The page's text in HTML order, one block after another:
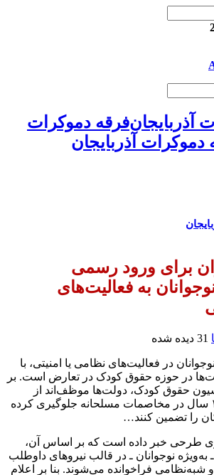
فرقه دموکرات
دموکرات آذربایجان
برای ورود رسمی
به فعالیت‌های
31 دیده شده
در فعالیت‌های نظامی یا امنیتی، با
در حوزه حقوق کودک در تعارض است. بر
۳۸ کنوانسیون حقوق کودک، دولت‌ها موظف‌اند از
مشارکت افراد زیر ۱۵ سال در مخاصمات مسلحانه جلوگیری کرده
را تضمین کنند…
طرحی خبر داده است که بر اساس آن،
نوجوانان ـ در قالب نیروهای داوطلب
شبه‌نظامی فراخوانده می‌شوند. بنا بر اعلام